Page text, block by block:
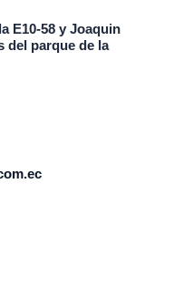
E10-58 y Joaquin
del parque de la